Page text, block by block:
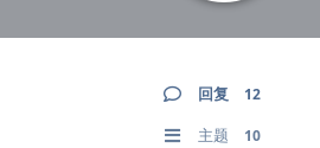
回复 12
主题 10